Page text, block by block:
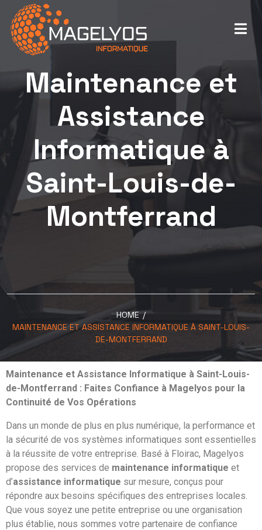
Maintenance et
Assistance
Informatique à
Saint-Louis-de-
Montferrand
HOME /
MAINTENANCE ET ASSISTANCE INFORMATIQUE À SAINT-LOUIS-
DE-MONTFERRAND
Maintenance et Assistance Informatique à Saint-Louis-
de-Montferrand : Faites Confiance à Magelyos pour la
Continuité de Vos Opérations
Dans un monde de plus en plus numérique, la performance et
la sécurité de vos systèmes informatiques sont essentielles
à la réussite de votre entreprise. Basé à Floirac, Magelyos
propose des services de maintenance informatique et
d’assistance informatique sur mesure, conçus pour
répondre aux besoins spécifiques des entreprises locales.
Que vous soyez une petite entreprise ou une organisation
plus établie, nous sommes votre partenaire de confiance